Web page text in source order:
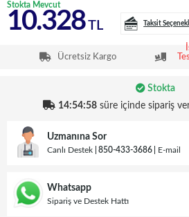
Stokta Mevcut
10.328TL Taksit
Ücretsiz Kargo
Stokta
14:54:58süre içinde sipariş
Uzmanına Sor
Canlı Destek 850-433-3686 E-mail
Whatsapp
Sipariş ve Destek Hattı